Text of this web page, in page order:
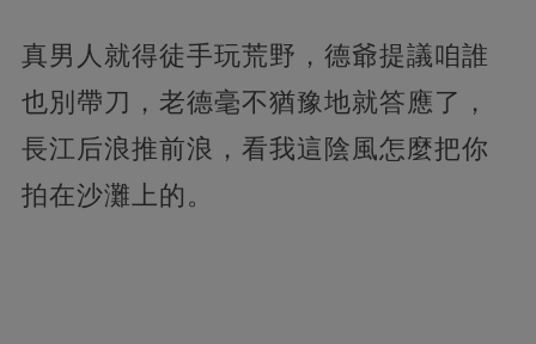
真男人就得徒手玩荒野，德爺提議咱誰
也別帶刀，老德毫不猶豫地就答應了，
長江后浪推前浪，看我這陰風怎麼把你
拍在沙灘上的。